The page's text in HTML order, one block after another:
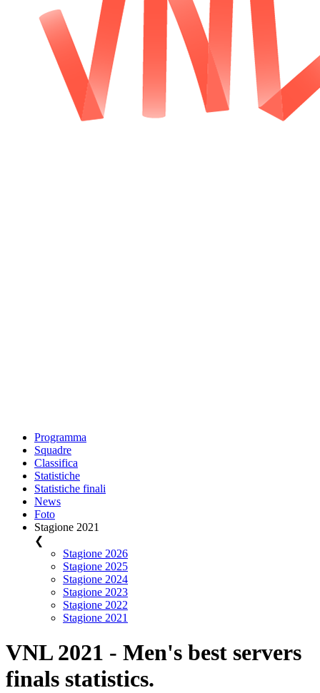
Programma
Squadre
Classifica
Statistiche
Statistiche finali
News
Foto
Stagione 2021
❮
Stagione 2026
Stagione 2025
Stagione 2024
Stagione 2023
Stagione 2022
Stagione 2021
VNL 2021 - Men's best servers
finals statistics.